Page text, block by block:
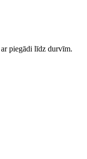
piegādi līdz durvīm.